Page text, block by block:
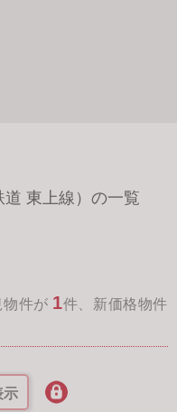
東上線）の一覧
件が 1件、新価格物件
示